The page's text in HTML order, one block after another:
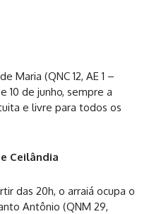
Maria (QNC 12, AE 1 –
10 de junho, sempre a
e livre para todos os
Ceilândia
das 20h, o arraiá ocupa o
Antônio (QNM 29,